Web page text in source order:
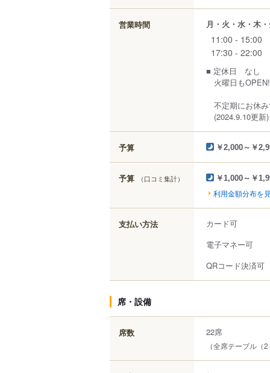
営業時間 月・火・水・木
11:00 - 15:00
17:30 - 22:00
■ 定休日 なし
火曜日も
不定期にお休み
(2024.9.10更新)
予算 ￥2,000～￥
予算 （口コミ集計） ￥1,000～￥
利用金額分布を
支払い方法
カード可
電子マネー可
QRコード決済可
席・設備
席数 22席
（全席テーブル（